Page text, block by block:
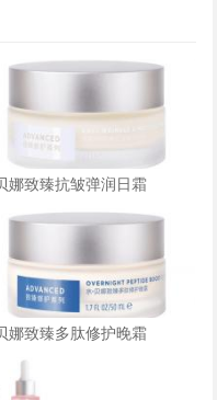
娜致臻抗皱弹润日霜
娜致臻多肽修护晚霜